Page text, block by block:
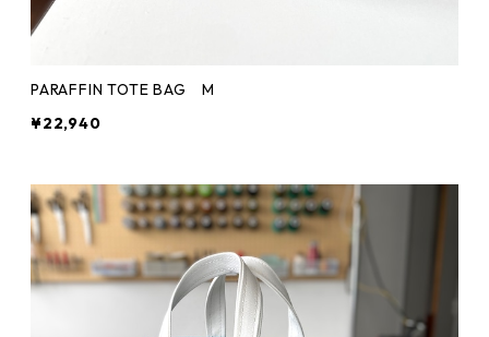
PARAFFIN TOTE BAG M
¥22,940